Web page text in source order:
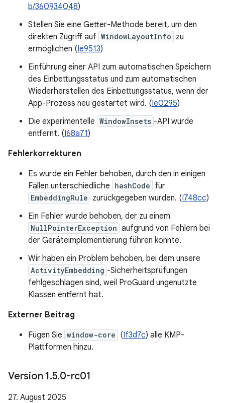
b/360934048)
Stellen Sie eine Getter-Methode bereit, um den
direkten Zugriff auf WindowLayoutInfo zu
ermöglichen (Ie9513)
Einführung einer API zum automatischen Speichern
des Einbettungsstatus und zum automatischen
Wiederherstellen des Einbettungsstatus, wenn der
App-Prozess neu gestartet wird. (Ie0295)
Die experimentelle WindowInsets -API wurde
entfernt. (I68a71)
Fehlerkorrekturen
Es wurde ein Fehler behoben, durch den in einigen
Fällen unterschiedliche hashCode für
EmbeddingRule zurückgegeben wurden. (I748cc)
Ein Fehler wurde behoben, der zu einem
NullPointerException aufgrund von Fehlern bei
der Geräteimplementierung führen konnte.
Wir haben ein Problem behoben, bei dem unsere
ActivityEmbedding -Sicherheitsprüfungen
fehlgeschlagen sind, weil ProGuard ungenutzte
Klassen entfernt hat.
Externer Beitrag
Fügen Sie window-core (If3d7c) alle KMP-
Plattformen hinzu.
Version 1.5.0-rc01
27. August 2025